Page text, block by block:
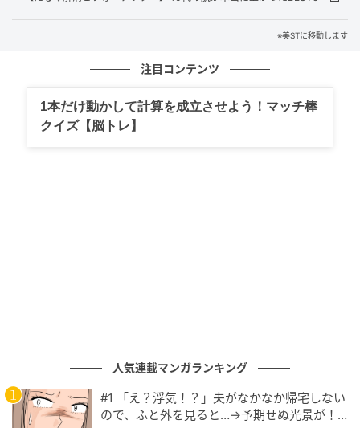
によって顔全体のくすみが晴れる効果と、継続使用で
※美STに移動します
注目コンテンツ
1本だけ動かして計算を成立させよう！マッチ棒
クイズ【脳トレ】
人気連載マンガランキング
#1 「え？浮気！？」夫がなかなか帰宅しない
ので、ふと外を見ると…→予期せぬ光景が！